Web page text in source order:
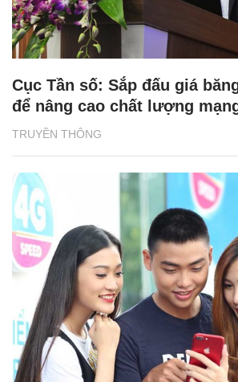
TRUYỀN THÔNG
Cục Tần số: Sắp đấu giá
để nâng cao chất lượng